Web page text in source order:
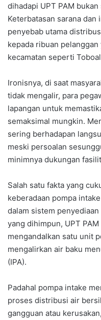
dihadapi UPT PAM
Keterbatasan sarana
penyebab utama
kepada ribuan
kecamatan seperti
Ironisnya, di saat
tidak mengalir, para
lapangan untuk
semaksimal mungkin.
sering berhadapan
meski persoalan
minimnya dukungan
Salah satu fakta yang
keberadaan pompa
dalam sistem
yang dihimpun, UPT
mengandalkan satu unit
mengalirkan air baku
(IPA).
Padahal pompa intake
proses distribusi air
gangguan atau